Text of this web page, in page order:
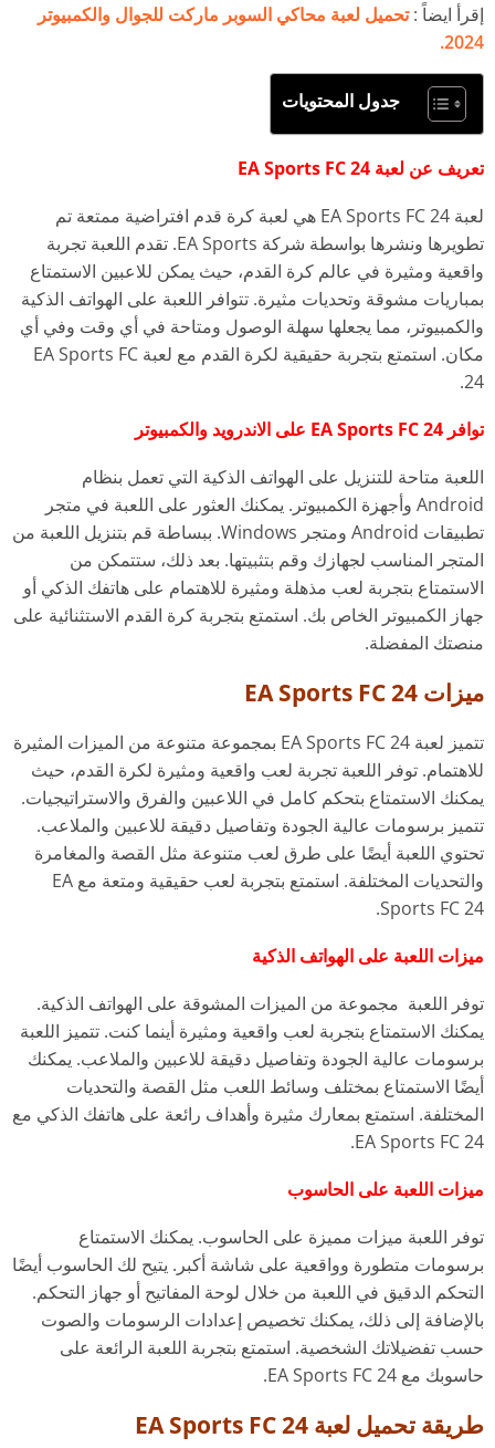
إقرأ ايضاً :تحميل لعبة محاكي السوبر ماركت للجوال والكمبيوتر
2024.
جدول المحتويات
تعريف عن لعبة EA Sports FC 24
لعبة EA Sports FC 24 هي لعبة كرة قدم افتراضية ممتعة تم
تطويرها ونشرها بواسطة شركة EA Sports. تقدم اللعبة تجربة
واقعية ومثيرة في عالم كرة القدم، حيث يمكن للاعبين الاستمتاع
بمباريات مشوقة وتحديات مثيرة. تتوافر اللعبة على الهواتف الذكية
والكمبيوتر، مما يجعلها سهلة الوصول ومتاحة في أي وقت وفي أي
مكان. استمتع بتجربة حقيقية لكرة القدم مع لعبة EA Sports FC
24.
توافر EA Sports FC 24 على الاندرويد والكمبيوتر
اللعبة متاحة للتنزيل على الهواتف الذكية التي تعمل بنظام
Android وأجهزة الكمبيوتر. يمكنك العثور على اللعبة في متجر
تطبيقات Android ومتجر Windows. ببساطة قم بتنزيل اللعبة من
المتجر المناسب لجهازك وقم بتثبيتها. بعد ذلك، ستتمكن من
الاستمتاع بتجربة لعب مذهلة ومثيرة للاهتمام على هاتفك الذكي أو
جهاز الكمبيوتر الخاص بك. استمتع بتجربة كرة القدم الاستثنائية على
منصتك المفضلة.
ميزات EA Sports FC 24
تتميز لعبة EA Sports FC 24 بمجموعة متنوعة من الميزات المثيرة
للاهتمام. توفر اللعبة تجربة لعب واقعية ومثيرة لكرة القدم، حيث
يمكنك الاستمتاع بتحكم كامل في اللاعبين والفرق والاستراتيجيات.
تتميز برسومات عالية الجودة وتفاصيل دقيقة للاعبين والملاعب.
تحتوي اللعبة أيضًا على طرق لعب متنوعة مثل القصة والمغامرة
والتحديات المختلفة. استمتع بتجربة لعب حقيقية ومتعة مع EA
Sports FC 24.
ميزات اللعبة على الهواتف الذكية
توفر اللعبة مجموعة من الميزات المشوقة على الهواتف الذكية.
يمكنك الاستمتاع بتجربة لعب واقعية ومثيرة أينما كنت. تتميز اللعبة
برسومات عالية الجودة وتفاصيل دقيقة للاعبين والملاعب. يمكنك
أيضًا الاستمتاع بمختلف وسائط اللعب مثل القصة والتحديات
المختلفة. استمتع بمعارك مثيرة وأهداف رائعة على هاتفك الذكي مع
EA Sports FC 24.
ميزات اللعبة على الحاسوب
توفر اللعبة ميزات مميزة على الحاسوب. يمكنك الاستمتاع
برسومات متطورة وواقعية على شاشة أكبر. يتيح لك الحاسوب أيضًا
التحكم الدقيق في اللعبة من خلال لوحة المفاتيح أو جهاز التحكم.
بالإضافة إلى ذلك، يمكنك تخصيص إعدادات الرسومات والصوت
حسب تفضيلاتك الشخصية. استمتع بتجربة اللعبة الرائعة على
حاسوبك مع EA Sports FC 24.
طريقة تحميل لعبة EA Sports FC 24